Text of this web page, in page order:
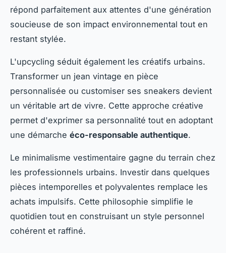
répond parfaitement aux attentes d'une génération
soucieuse de son impact environnemental tout en
restant stylée.
L'upcycling séduit également les créatifs urbains.
Transformer un jean vintage en pièce
personnalisée ou customiser ses sneakers devient
un véritable art de vivre. Cette approche créative
permet d'exprimer sa personnalité tout en adoptant
une démarche éco-responsable authentique.
Le minimalisme vestimentaire gagne du terrain chez
les professionnels urbains. Investir dans quelques
pièces intemporelles et polyvalentes remplace les
achats impulsifs. Cette philosophie simplifie le
quotidien tout en construisant un style personnel
cohérent et raffiné.